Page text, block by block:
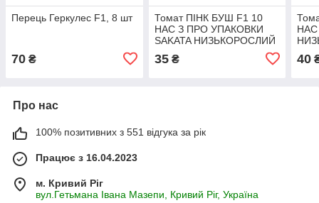
Перець Геркулес F1, 8 шт
70 ₴
Томат ПІНК БУШ F1 10
НАС З ПРО УПАКОВКИ
SAKATA НИЗЬКОРОСЛИЙ
35₴
НАС
40
Про нас
100% позитивних з 551 відгука за рік
Працює з 16.04.2023
м. Кривий Ріг
вул.Гетьмана Івана Мазепи, Кривий Ріг, Україна